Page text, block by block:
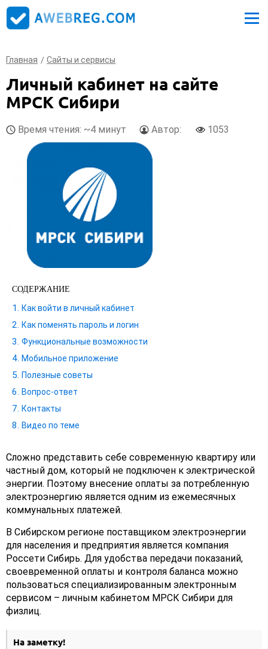
Главная Сайты и сервисы
Личный кабинет на сайте
МРСК Сибири
Время чтения: ~4 минут Автор: 1053
СОДЕРЖАНИЕ
Как войти в личный кабинет
Как поменять пароль и логин
Функциональные возможности
Мобильное приложение
Полезные советы
Вопрос-ответ
Контакты
Видео по теме
Сложно представить себе современную квартиру или
частный дом, который не подключен к электрической
энергии. Поэтому внесение оплаты за потребленную
электроэнергию является одним из ежемесячных
коммунальных платежей.
В Сибирском регионе поставщиком электроэнергии
для населения и предприятия является компания
Россети Сибирь. Для удобства передачи показаний,
своевременной оплаты и контроля баланса можно
пользоваться специализированным электронным
сервисом – личным кабинетом МРСК Сибири для
физлиц.
На заметку!